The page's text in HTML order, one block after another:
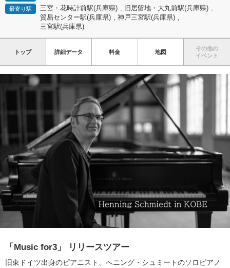
最寄り駅 三宮・花時計前駅(兵庫県) , 旧居留地・大丸前駅(兵庫県) ,
貿易センター駅(兵庫県) , 神戸三宮駅(兵庫県) ,
三宮駅(兵庫県)
トップ 詳細データ 料金 地図
その他の
イベント
「Music for3」 リリースツアー
旧東ドイツ出身のピアニスト、へニング・シュミートのソロピアノ